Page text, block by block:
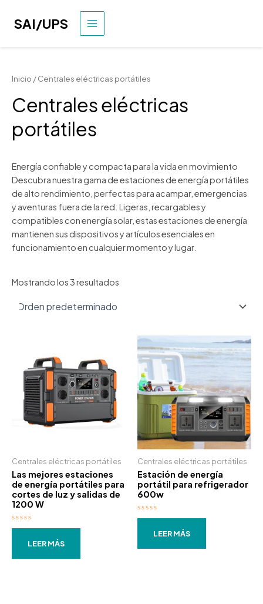
contenido
SAI/UPS
MENÚ
Inicio / Centrales eléctricas portátiles
Centrales eléctricas
portátiles
Energía confiable y compacta para la vida en movimiento
Descubra nuestra gama de estaciones de energía portátiles
de alto rendimiento, perfectas para acampar, emergencias
y aventuras fuera de la red. Ligeras, recargables y
compatibles con energía solar, estas estaciones de energía
mantienen sus dispositivos y artículos esenciales en
funcionamiento en cualquier momento y lugar.
Mostrando los 3 resultados
Centrales eléctricas portátiles
Las mejores estaciones
de energía portátiles para
cortes de luz y salidas de
1200 W
Valorado
LEER MÁS
Centrales eléctricas portátiles
Estación de energía
portátil para refrigerador
600w
Valorado
LEER MÁS